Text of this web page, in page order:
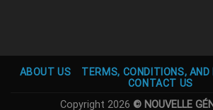
ABOUT US
TERMS, CONDITIONS, AND
CONTACT US
Copyright 2026 © NOUVELLE